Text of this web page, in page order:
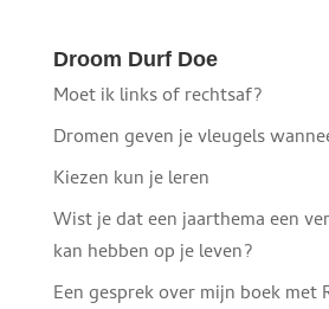
Droom Durf Doe
Moet ik links of rechtsaf?
Dromen geven je vleugels
Kiezen kun je leren
Wist je dat een jaarthema een
kan hebben op je leven?
Een gesprek over mijn boek met